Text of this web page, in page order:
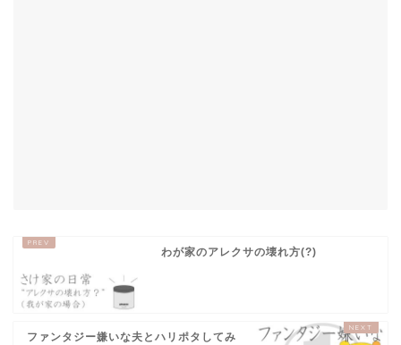
わが家のアレクサの壊れ方(?)
ファンタジー嫌いな夫とハリポタしてみ